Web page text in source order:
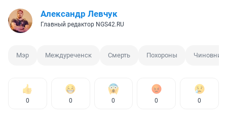
Александр Левчук
Главный редактор NGS42.RU
Мэр Междуреченск Смерть Похороны Чиновник
0 0 0 0 0